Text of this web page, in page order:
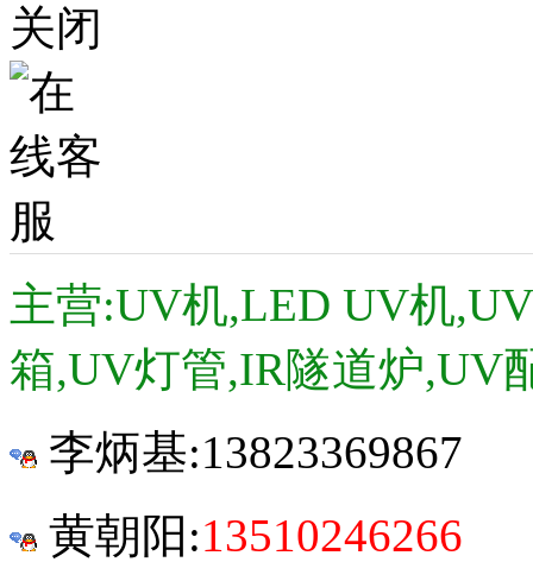
关闭
主营:UV机,LED UV机
箱,UV灯管,IR隧道炉,UV
李炳基:13823369867
黄朝阳:13510246266